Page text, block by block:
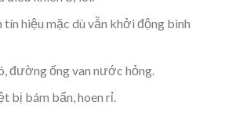
tín hiệu mặc dù vẫn khởi động bình
đường ống van nước hỏng.
bị bám bẩn, hoen rỉ.